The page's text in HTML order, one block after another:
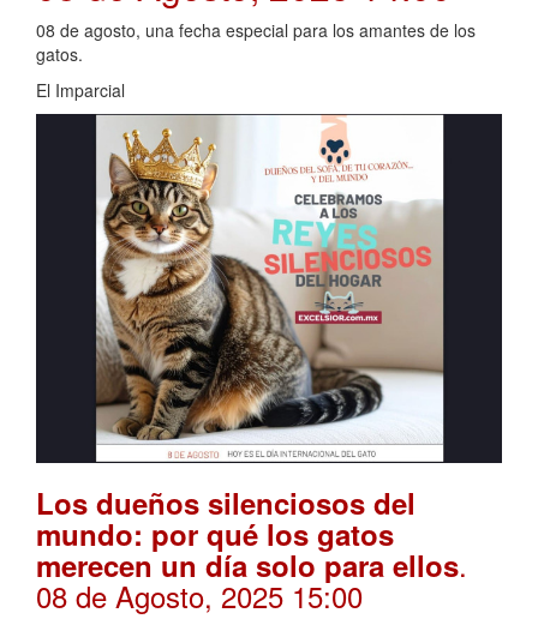
08 de agosto, una fecha especial para los amantes de los
gatos.
El Imparcial
Los dueños silenciosos del
mundo: por qué los gatos
merecen un día solo para ellos.
08 de Agosto, 2025 15:00